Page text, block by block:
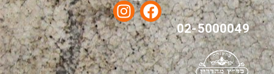
02-5000049